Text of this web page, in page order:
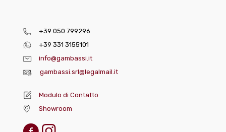
+39 050 799296
+39 331 3155101
info@gambassi.it
gambassi.srl@legalmail.it
Modulo di Contatto
Showroom